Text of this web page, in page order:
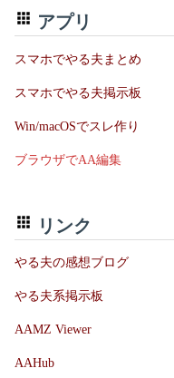
アプリ
スマホでやる夫まとめ
スマホでやる夫掲示板
Win/macOSでスレ作り
ブラウザでAA編集
リンク
やる夫の感想ブログ
やる夫系掲示板
AAMZ Viewer
AAHub